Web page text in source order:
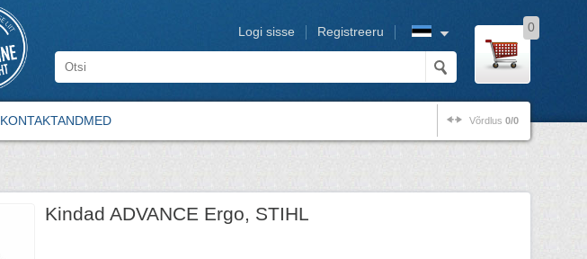
Registreeru
Logi sisse 0
KONTAKTANDMED Võrdlus 0/0
Kindad ADVANCE Ergo, STIHL